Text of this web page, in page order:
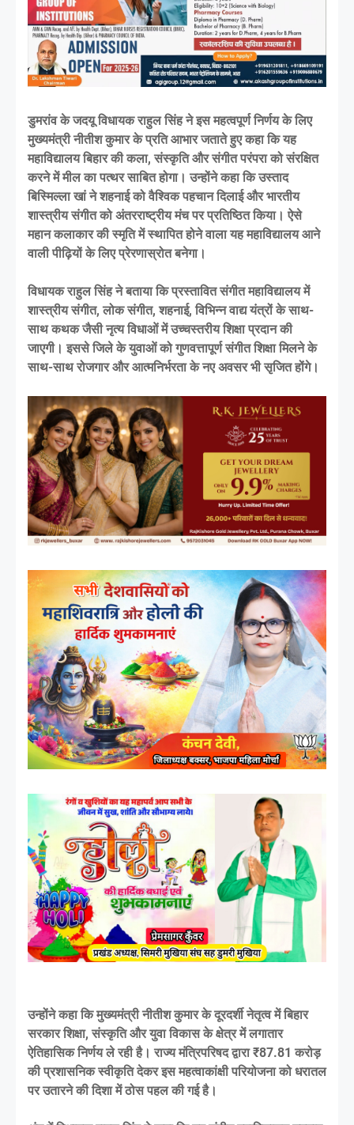
डुमरांव के जदयू विधायक राहुल सिंह ने इस महत्वपूर्ण निर्णय के लिए
मुख्यमंत्री नीतीश कुमार के प्रति आभार जताते हुए कहा कि यह
महाविद्यालय बिहार की कला, संस्कृति और संगीत परंपरा को संरक्षित
करने में मील का पत्थर साबित होगा। उन्होंने कहा कि उस्ताद
बिस्मिल्ला खां ने शहनाई को वैश्विक पहचान दिलाई और भारतीय
शास्त्रीय संगीत को अंतरराष्ट्रीय मंच पर प्रतिष्ठित किया। ऐसे
महान कलाकार की स्मृति में स्थापित होने वाला यह महाविद्यालय आने
वाली पीढ़ियों के लिए प्रेरणास्रोत बनेगा।
विधायक राहुल सिंह ने बताया कि प्रस्तावित संगीत महाविद्यालय में
शास्त्रीय संगीत, लोक संगीत, शहनाई, विभिन्न वाद्य यंत्रों के साथ-
साथ कथक जैसी नृत्य विधाओं में उच्चस्तरीय शिक्षा प्रदान की
जाएगी। इससे जिले के युवाओं को गुणवत्तापूर्ण संगीत शिक्षा मिलने के
साथ-साथ रोजगार और आत्मनिर्भरता के नए अवसर भी सृजित होंगे।
उन्होंने कहा कि मुख्यमंत्री नीतीश कुमार के दूरदर्शी नेतृत्व में बिहार
सरकार शिक्षा, संस्कृति और युवा विकास के क्षेत्र में लगातार
ऐतिहासिक निर्णय ले रही है। राज्य मंत्रिपरिषद द्वारा ₹87.81 करोड़
की प्रशासनिक स्वीकृति देकर इस महत्वाकांक्षी परियोजना को धरातल
पर उतारने की दिशा में ठोस पहल की गई है।